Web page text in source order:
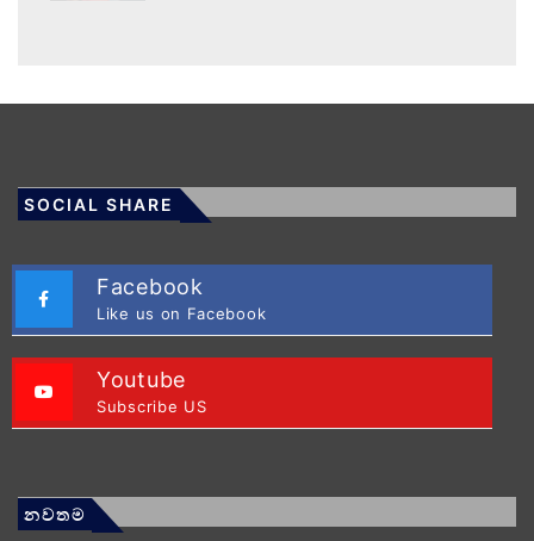
SOCIAL SHARE
Facebook
Like us on Facebook
Youtube
Subscribe US
නවතම